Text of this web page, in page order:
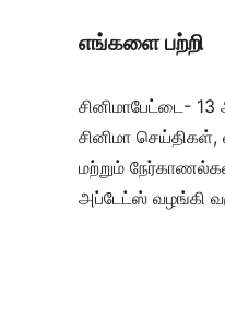
எங்களை பற்றி
சினிமாபேட்டை-
சினிமா
மற்றும்
அப்டேட்ஸ் வழங்கி